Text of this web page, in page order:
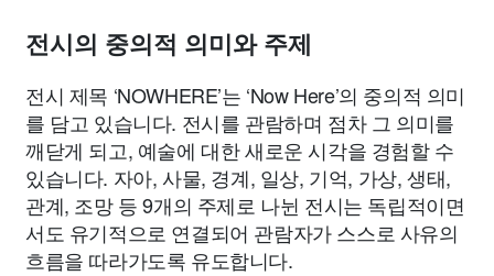
전시의 중의적 의미와 주제
전시 제목 ‘NOWHERE’는 ‘Now Here’의 중의적 의미
를 담고 있습니다. 전시를 관람하며 점차 그 의미를
깨닫게 되고, 예술에 대한 새로운 시각을 경험할 수
있습니다. 자아, 사물, 경계, 일상, 기억, 가상, 생태,
관계, 조망 등 9개의 주제로 나뉜 전시는 독립적이면
서도 유기적으로 연결되어 관람자가 스스로 사유의
흐름을 따라가도록 유도합니다.